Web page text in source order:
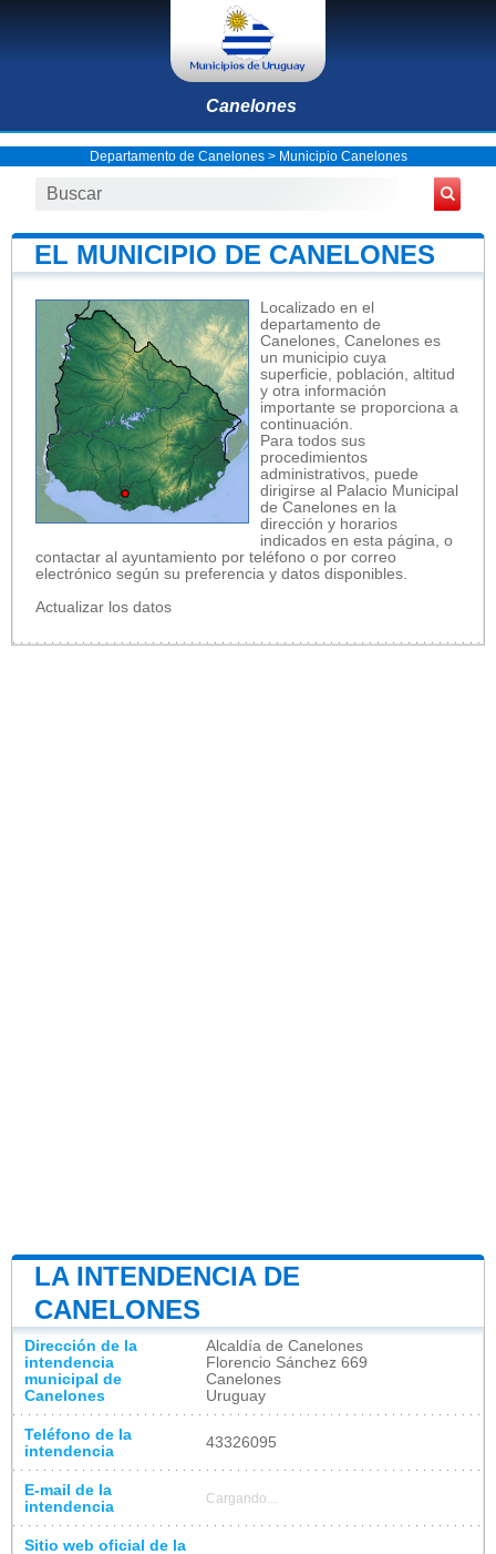
Canelones
Departamento de Canelones> Municipio Canelones
EL MUNICIPIO DE CANELONES
Localizado en el
departamento de
Canelones, Canelones es
un municipio cuya
superficie, población, altitud
y otra información
importante se proporciona a
continuación.
Para todos sus
procedimientos
administrativos, puede
dirigirse al Palacio Municipal
de Canelones en la
dirección y horarios
indicados en esta página, o
contactar al ayuntamiento por teléfono o por correo
electrónico según su preferencia y datos disponibles.
Actualizar los datos
LA INTENDENCIA DE
CANELONES
Dirección de la
intendencia
municipal de
Canelones
Alcaldía de Canelones
Florencio Sánchez 669
Canelones
Uruguay
Teléfono de la
intendencia
43326095
E-mail de la
intendencia
Cargando...
Sitio web oficial de la